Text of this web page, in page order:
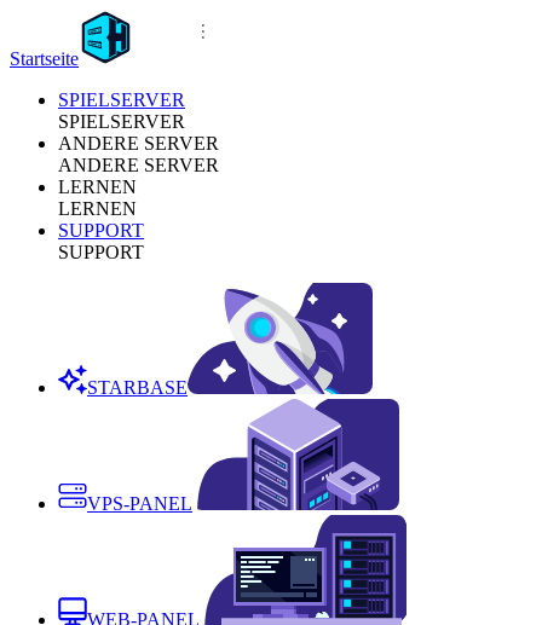
Startseite
SPIELSERVER
SPIELSERVER
ANDERE SERVER
ANDERE SERVER
LERNEN
LERNEN
SUPPORT
SUPPORT
STARBASE
VPS-PANEL
WEB-PANEL